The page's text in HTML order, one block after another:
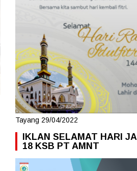
Tayang 29/04/2022
IKLAN SELAMAT HARI
18 KSB PT AMNT